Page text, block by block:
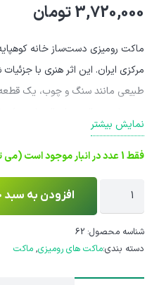
3,720,000تومان
ماکت رومیزی دست‌ساز خانه
مرکزی ایران. این اثر هنری با
طبیعی مانند سنگ و چوب، یک
نمایش بیشتر
فقط 1 عدد در انبار موجود است (می توان پیش خرید کرد)
ماکت
رومیزی
خانه
روستایی
افزودن به سبد
شناسه محصول: 62
دسته بندی:ماکت های رومیزی, ماکت